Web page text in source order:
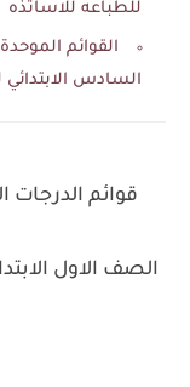
للطباعه للاساتذه
القوائم
السادس الابتدائي
قوائم
الصف الاول